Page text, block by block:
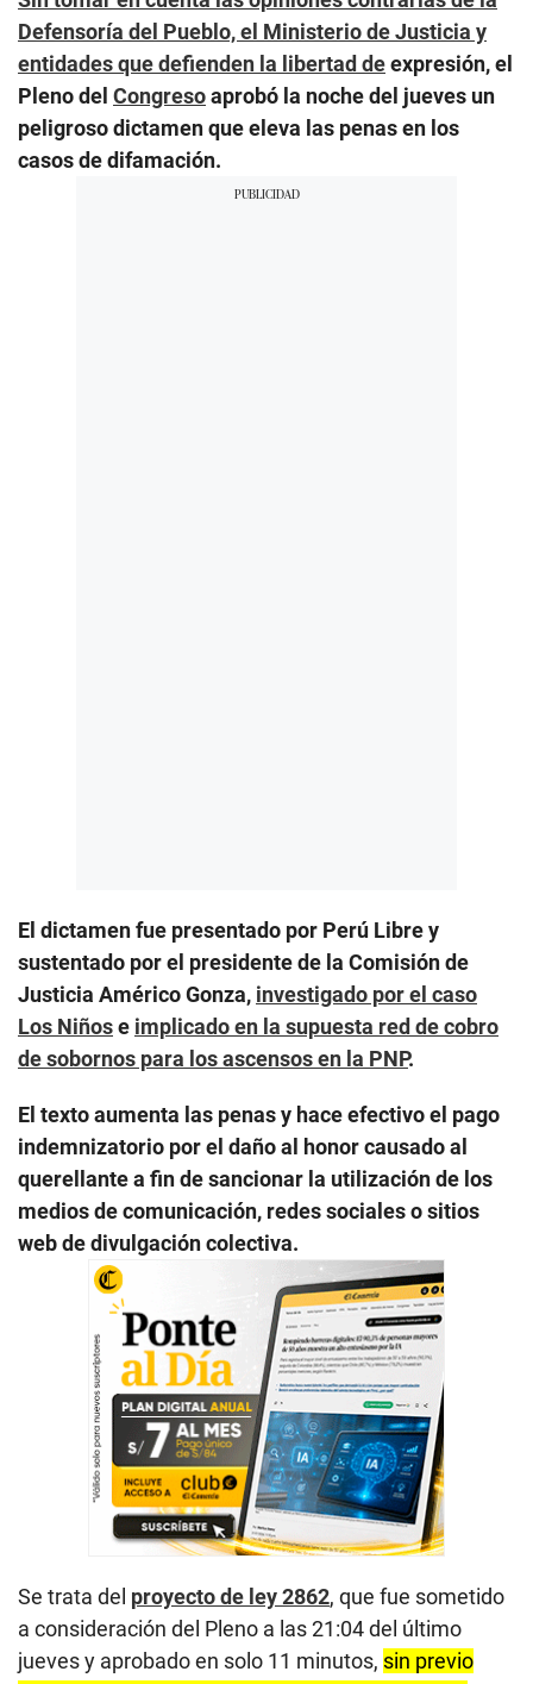
Defensoría del Pueblo, el Ministerio de Justicia y
entidades que defienden la libertad deexpresión, el
Pleno del Congresoaprobó la noche del jueves un
peligroso dictamen que eleva las penas en los
casos de difamación.
El dictamen fue presentado por Perú Libre y
sustentado por el presidente de la Comisión de
Justicia Américo Gonza, investigado por el caso
Los Niñose implicado en la supuesta red de cobro
de sobornos para los ascensos en la PNP.
El texto aumenta las penas y hace efectivo el pago
indemnizatorio por el daño al honor causado al
querellante a fin de sancionar la utilización de los
medios de comunicación, redes sociales o sitios
web de divulgación colectiva.
Se trata del proyecto de ley 2862, que fue sometido
a consideración del Pleno a las 21:04 del último
jueves y aprobado en solo 11 minutos, sin previo